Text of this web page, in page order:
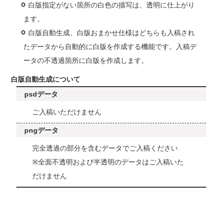
白版指定がない箇所の白色の描写は、透明に仕上がり
ます。
白版自動生成、白版おまかせ仕様はどちらも入稿され
たデータから自動的に白版を作成する機能です。入稿デ
ータの不透過箇所に白版を作成します。
白版自動生成について
psdデータ
ご入稿いただけません
pngデータ
完全透過の部分を含むデータでご入稿ください
※全面不透明および半透明のデータはご入稿いた
だけません